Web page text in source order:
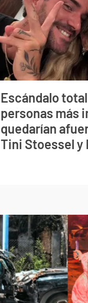
Escándalo
personas más
quedarían
Tini Stoessel y